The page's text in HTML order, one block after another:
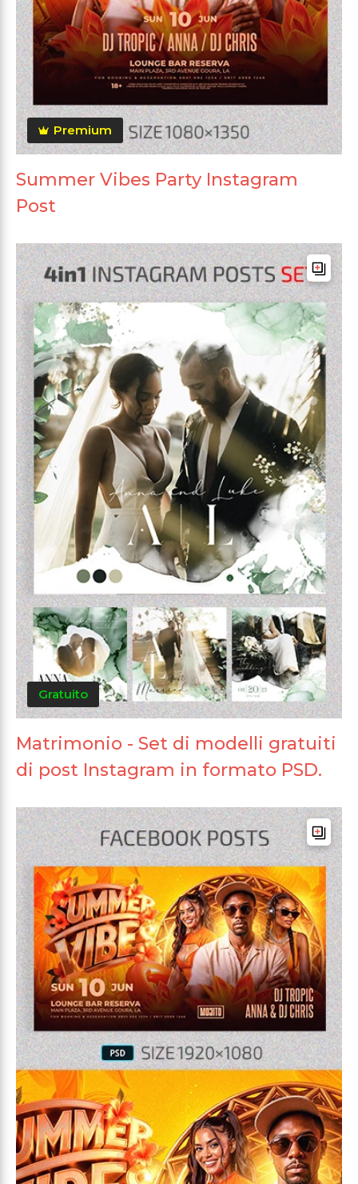
Premium
Summer Vibes Party Instagram
Post
Gratuito
Matrimonio - Set di modelli gratuiti
di post Instagram in formato PSD.